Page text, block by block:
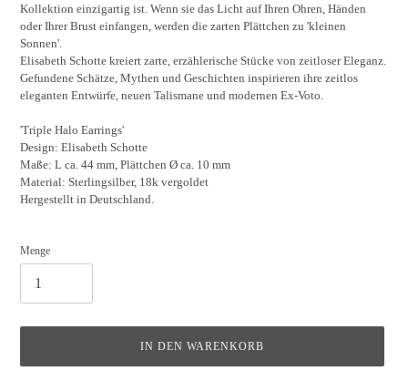
Kollektion einzigartig ist. Wenn sie das Licht auf Ihren Ohren, Händen
oder Ihrer Brust einfangen, werden die zarten Plättchen zu 'kleinen
Sonnen'.
Elisabeth Schotte kreiert zarte, erzählerische Stücke von zeitloser Eleganz.
Gefundene Schätze, Mythen und Geschichten inspirieren ihre zeitlos
eleganten Entwürfe, neuen Talismane und modernen Ex-Voto.
'Triple Halo Earrings'
Design: Elisabeth Schotte
Maße: L ca. 44 mm, Plättchen Ø ca. 10 mm
Material: Sterlingsilber, 18k vergoldet
Hergestellt in Deutschland.
Menge
IN DEN WARENKORB